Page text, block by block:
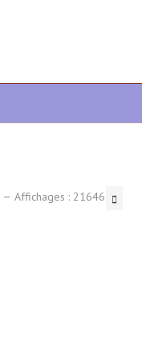
Affichages : 21646